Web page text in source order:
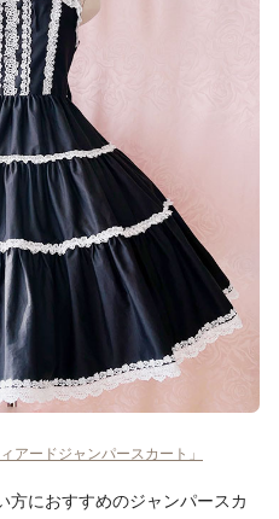
アードジャンパースカート」
方におすすめのジャンパースカ